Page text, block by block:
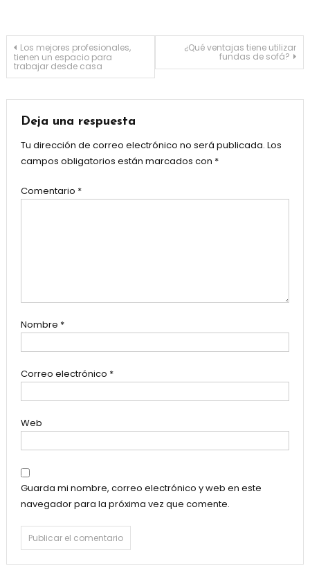
Navegación
de
entradas
Los mejores profesionales,
tienen un espacio para
trabajar desde casa
¿Qué ventajas tiene utilizar
fundas de sofá?
Deja una respuesta
Tu dirección de correo electrónico no será publicada. Los
campos obligatorios están marcados con *
Comentario *
Nombre *
Correo electrónico *
Web
Guarda mi nombre, correo electrónico y web en este
navegador para la próxima vez que comente.